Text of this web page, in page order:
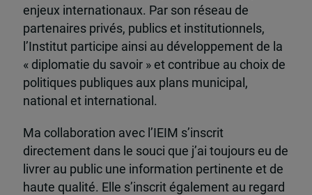
enjeux internationaux. Par son réseau de
partenaires privés, publics et institutionnels,
l’Institut participe ainsi au développement de la
« diplomatie du savoir » et contribue au choix de
politiques publiques aux plans municipal,
national et international.
Ma collaboration avec l’IEIM s’inscrit
directement dans le souci que j’ai toujours eu de
livrer au public une information pertinente et de
haute qualité. Elle s’inscrit également au regard